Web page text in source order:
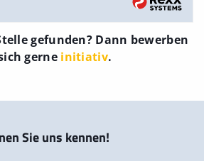
gefunden? Dann bewerben
gerne initiativ.
Sie uns kennen!